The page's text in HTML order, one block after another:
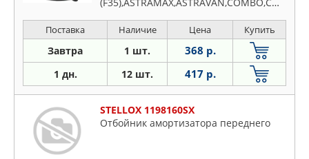
Поставка Наличие Цена Купить
Завтра 1 шт. 368 р.
1 дн. 12 шт. 417 р.
STELLOX 1198160SX
Отбойник амортизатора переднего